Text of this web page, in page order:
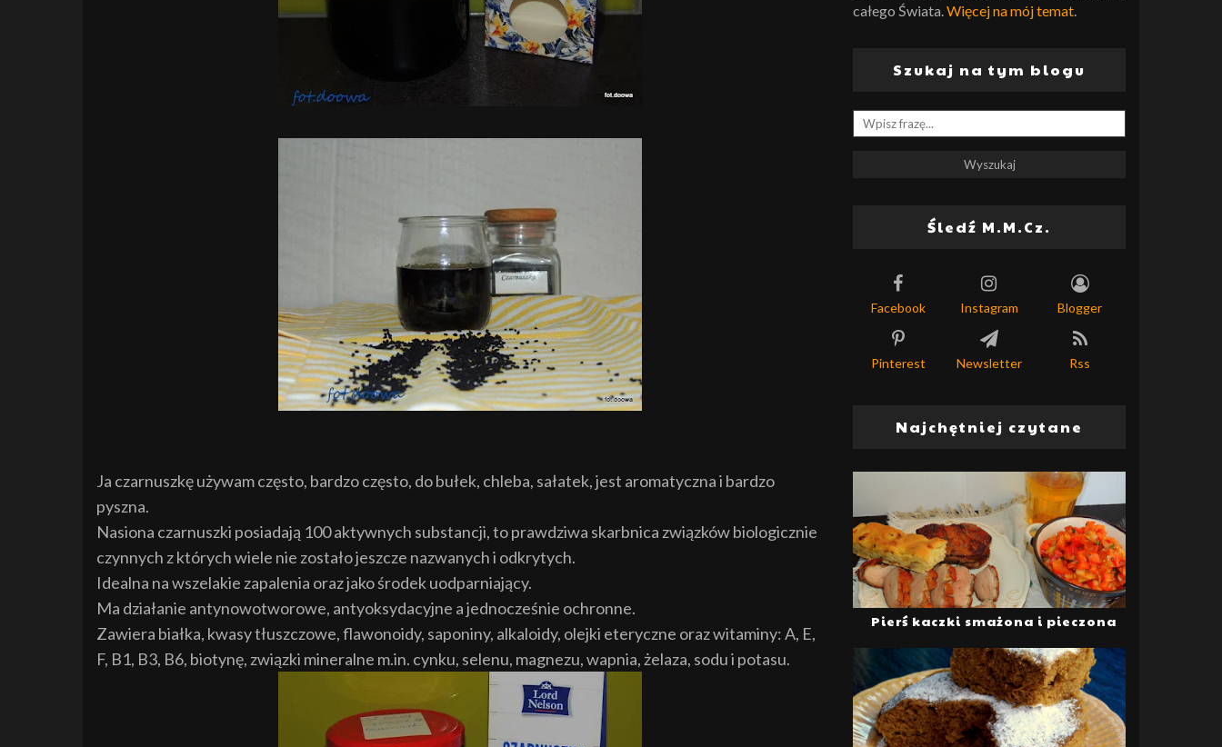
Ja czarnuszkę używam często, bardzo często, do bułek, chleba, sałatek, jest aromatyczna i bardzo
pyszna.
Nasiona czarnuszki posiadają 100 aktywnych substancji, to prawdziwa skarbnica związków biologicznie
czynnych z których wiele nie zostało jeszcze nazwanych i odkrytych.
Idealna na wszelakie zapalenia oraz jako środek uodparniający.
Ma działanie antynowotworowe, antyoksydacyjne a jednocześnie ochronne.
Zawiera białka, kwasy tłuszczowe, flawonoidy, saponiny, alkaloidy, olejki eteryczne oraz witaminy:A, E,
F, B1, B3, B6, biotynę, związki mineralne m.in. cynku, selenu, magnezu, wapnia, żelaza, sodu i potasu.
całego Świata.Więcej na mój temat.
Szukaj na tym blogu
Śledź M.M.Cz.
Facebook Instagram Blogger
Pinterest Newsletter Rss
Najchętniej czytane
Pierś kaczki smażona i pieczona